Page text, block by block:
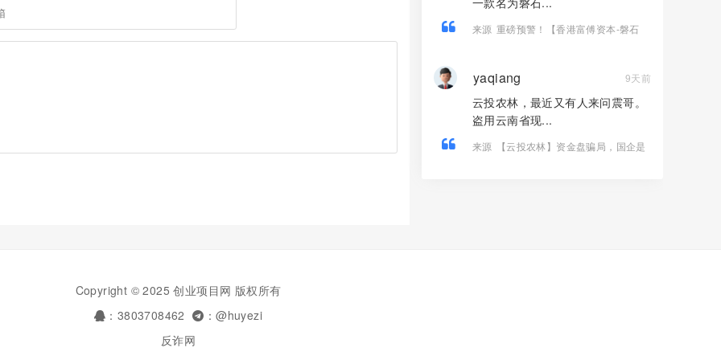
来源 重磅预警！【香港富傅资本-磐石
yaqiang 9天前
云投农林，最近又有人来问震哥。
盗用云南省现...
来源
【云投农林】资金盘骗局，国企是
Copyright © 2025 创业项目网 版权所有
：3803708462
：@huyezi
反诈网